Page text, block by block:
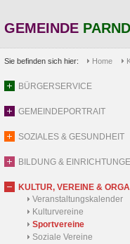
GEMEINDE
Sie befinden sich hier: Home
BÜRGERSERVICE
GEMEINDEPORTRAIT
SOZIALES & GESUNDHEIT
BILDUNG &
KULTUR, VEREINE &
Veranstaltungskalender
Kulturvereine
Sportvereine
Soziale Vereine